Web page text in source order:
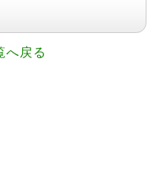
へ戻る